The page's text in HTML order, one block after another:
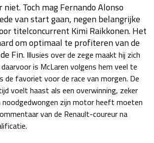
vr 14:00 - 15:00
za 13:00 - 15:00
zo 14:00 - 16:00
STATEN 2026 23 - 25 okt
2026
niet. Toch mag Fernando Alonso
van start gaan, negen belangrijke
titelconcurrent Kimi Raikkonen. Het
om optimaal te profiteren van de
Fin. Illusies over de zege maakt hij zich
is McLaren volgens hem veel te
de favoriet voor de race van morgen. De
voelt haast als een overwinning, zeker
noodgedwongen zijn motor heeft moeten
van de Renault-coureur na